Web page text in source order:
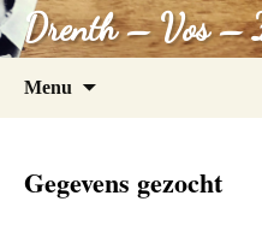
Drenth – Vos –
Menu
Gegevens gezocht